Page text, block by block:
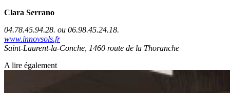
Clara Serrano
04.78.45.94.28. ou 06.98.45.24.18.
www.innovsols.fr
Saint-Laurent-la-Conche, 1460 route de la Thoranche
A lire également